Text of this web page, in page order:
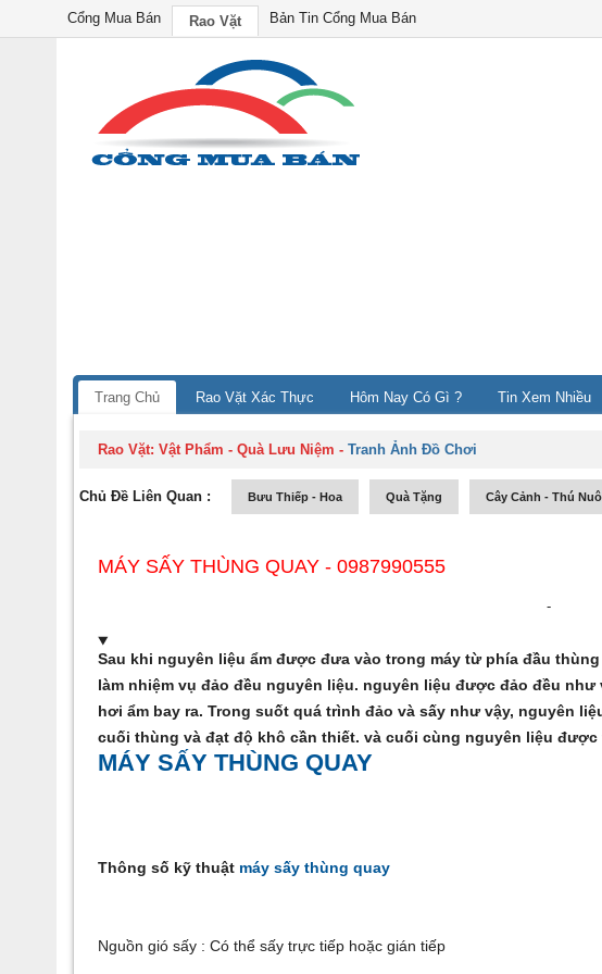
Cổng Mua Bán Rao Vặt Bản Tin Cổng Mua Bán
Trang Chủ Rao Vặt Xác Thực Hôm Nay Có Gì ? Tin Xem Nhiều
Rao Vặt:Vật Phẩm - Quà Lưu Niệm -Tranh Ảnh Đồ Chơi
Chủ Đề Liên Quan : Bưu Thiếp - Hoa Quà Tặng Cây Cảnh - Thú
MÁY SẤY THÙNG QUAY - 0987990555
-
Sau khi nguyên liệu ẩm được đưa vào trong máy từ phía đầu
làm nhiệm vụ đảo đều nguyên liệu. nguyên liệu được đảo đều
hơi ẩm bay ra. Trong suốt quá trình đảo và sấy như vậy, nguyên
cuối thùng và đạt độ khô cần thiết. và cuối cùng nguyên liệu
MÁY SẤY THÙNG QUAY
Thông số kỹ thuật máy sấy thùng quay
Nguồn gió sấy : Có thể sấy trực tiếp hoặc gián tiếp